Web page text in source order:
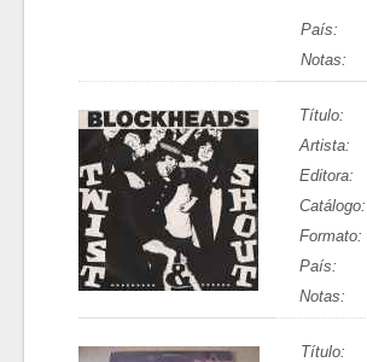
País:
Notas:
Título:
Artista:
Editora:
Catálogo:
Formato:
País:
Notas:
Título: